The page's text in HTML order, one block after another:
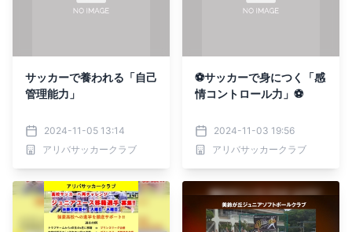
サッカーで養われる「自己
管理能力」
2024-11-05 13:14
アリバサッカークラブ
⚽️サッカーで身につく「感
情コントロール力」⚽️
2024-11-03 19:56
アリバサッカークラブ